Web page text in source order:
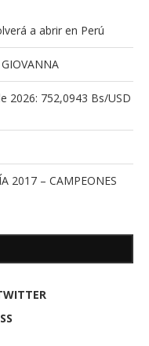
a abrir en Perú
GIOVANNA
2026: 752,0943 Bs/USD
2017 – CAMPEONES